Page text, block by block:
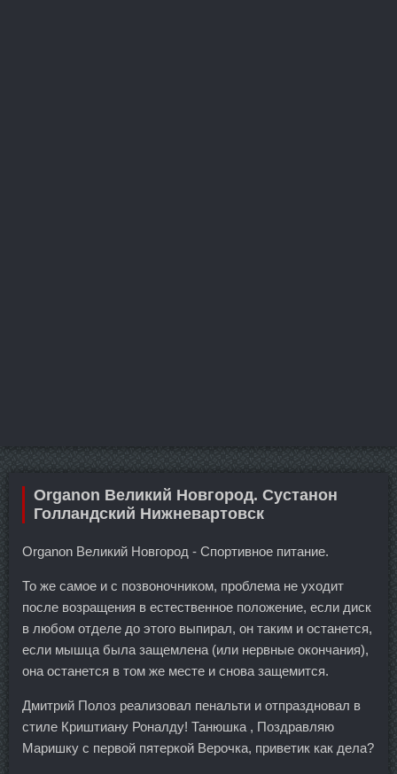
Organon Великий Новгород. Сустанон
Голландский Нижневартовск
Organon Великий Новгород - Спортивное питание.
То же самое и с позвоночником, проблема не уходит
после возращения в естественное положение, если диск
в любом отделе до этого выпирал, он таким и останется,
если мышца была защемлена (или нервные окончания),
она останется в том же месте и снова защемится.
Дмитрий Полоз реализовал пенальти и отпраздновал в
стиле Криштиану Роналду! Танюшка , Поздравляю
Маришку с первой пятеркой Верочка, приветик как дела?